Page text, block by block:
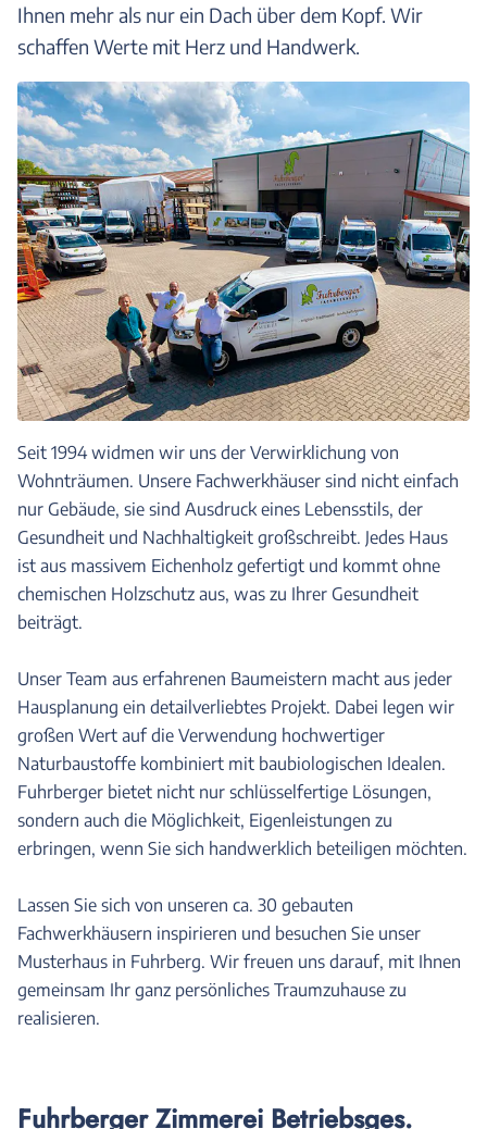
Ihnen mehr als nur ein Dach über dem Kopf. Wir
schaffen Werte mit Herz und Handwerk.
Seit 1994 widmen wir uns der Verwirklichung von
Wohnträumen. Unsere Fachwerkhäuser sind nicht einfach
nur Gebäude, sie sind Ausdruck eines Lebensstils, der
Gesundheit und Nachhaltigkeit großschreibt. Jedes Haus
ist aus massivem Eichenholz gefertigt und kommt ohne
chemischen Holzschutz aus, was zu Ihrer Gesundheit
beiträgt.
Unser Team aus erfahrenen Baumeistern macht aus jeder
Hausplanung ein detailverliebtes Projekt. Dabei legen wir
großen Wert auf die Verwendung hochwertiger
Naturbaustoffe kombiniert mit baubiologischen Idealen.
Fuhrberger bietet nicht nur schlüsselfertige Lösungen,
sondern auch die Möglichkeit, Eigenleistungen zu
erbringen, wenn Sie sich handwerklich beteiligen möchten.
Lassen Sie sich von unseren ca. 30 gebauten
Fachwerkhäusern inspirieren und besuchen Sie unser
Musterhaus in Fuhrberg. Wir freuen uns darauf, mit Ihnen
gemeinsam Ihr ganz persönliches Traumzuhause zu
realisieren.
Fuhrberger Zimmerei Betriebsges.